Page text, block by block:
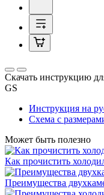
Скачать инструкцию
GS
Инструкция на
Схема с
Может быть полезно
Как прочистить
Преимущества